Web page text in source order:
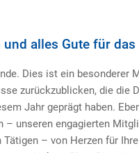
und alles Gute für
Dies ist ein besonderer
zurückzublicken, die die
Jahr geprägt haben.
– unseren engagierten
– von Herzen für